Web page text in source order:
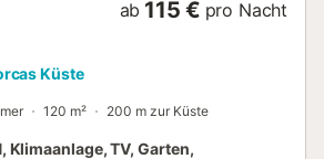
ab 115 € pro Nacht
Küste
120 m² 200 m zur Küste
Klimaanlage, TV, Garten,